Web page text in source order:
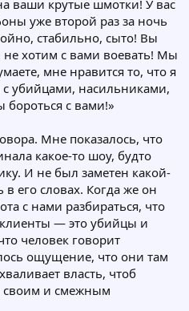
ваши крутые шмотки! У вас
уже второй раз за ночь
стабильно, сыто! Вы
хотим с вами воевать! Мы
мне нравится то, что я
убийцами, насильниками,
с вами!»
Мне показалось, что
какое-то шоу, будто
И не был заметен какой-
в его словах. Когда же он
с нами разбираться, что
клиенты — это убийцы и
человек говорит
ощущение, что они там
власть, чтоб
своим и смежным